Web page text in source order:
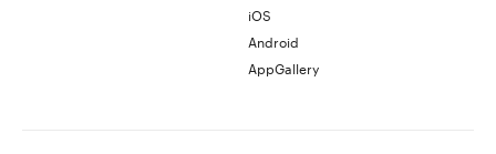
iOS
Android
AppGallery